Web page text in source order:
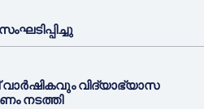
വിദ്യാഭ്യാസ
നടത്തി